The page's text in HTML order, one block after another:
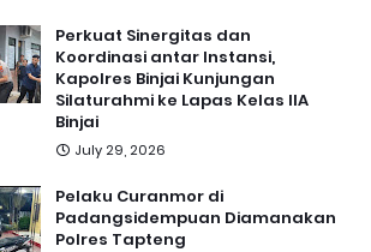
Perkuat Sinergitas dan
Koordinasi antar Instansi,
Kapolres Binjai Kunjungan
Silaturahmi ke Lapas Kelas IIA
Binjai
July 29, 2026
Pelaku Curanmor di
Padangsidempuan Diamanakan
Polres Tapteng